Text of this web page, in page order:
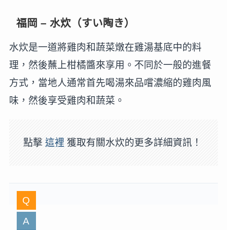
福岡 – 水炊（すい陶き）
水炊是一道將雞肉和蔬菜燉在雞湯基底中的料
理，然後蘸上柑橘醬來享用。不同於一般的進餐
方式，當地人通常首先喝湯來品嚐濃縮的雞肉風
味，然後享受雞肉和蔬菜。
點擊這裡 獲取有關水炊的更多詳細資訊！